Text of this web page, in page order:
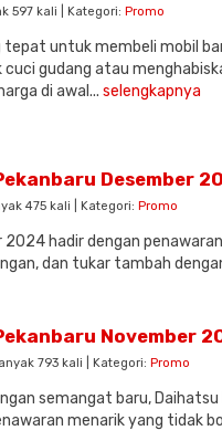
597 kali | Kategori: Promo
untuk membeli mobil
gudang atau
di awal... selengkapnya
Desember
475 kali | Kategori: Promo
hadir dengan
dan tukar tambah
November
793 kali | Kategori: Promo
semangat baru,
menarik yang tidak